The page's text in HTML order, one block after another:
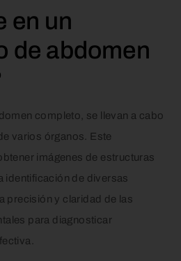
en un
de abdomen
completo, se llevan a cabo
varios órganos. Este
imágenes de estructuras
identificación de diversas
precisión y claridad de las
para diagnosticar